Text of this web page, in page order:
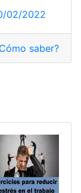
02/2022
saber?,